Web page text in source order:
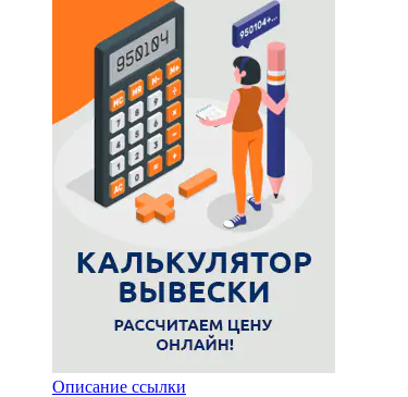
Описание ссылки